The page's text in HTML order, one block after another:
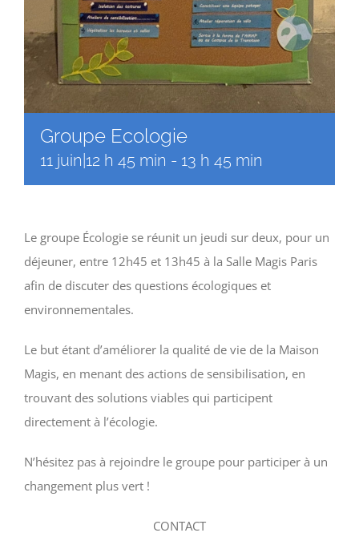
Groupe Ecologie
11 juin|12 h 45 min - 13 h 45 min
Le groupe Écologie se réunit un jeudi sur deux, pour un
déjeuner, entre 12h45 et 13h45 à la Salle Magis Paris
afin de discuter des questions écologiques et
environnementales.
Le but étant d’améliorer la qualité de vie de la Maison
Magis, en menant des actions de sensibilisation, en
trouvant des solutions viables qui participent
directement à l’écologie.
N’hésitez pas à rejoindre le groupe pour participer à un
changement plus vert !
CONTACT